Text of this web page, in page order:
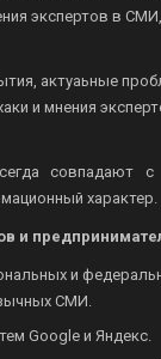
экспертов в
актуаьные
и мнения
совпадают с
характер.
и
и
СМИ.
Google и Яндекс.